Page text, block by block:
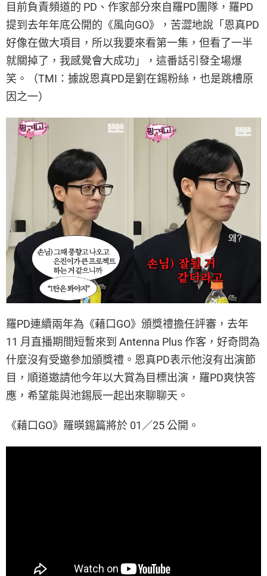
目前負責頻道的 PD、作家部分來自羅PD團隊，羅PD
提到去年年底公開的《風向GO》，苦澀地說「恩真PD
好像在做大項目，所以我要來看第一集，但看了一半
就關掉了，我感覺會大成功」，這番話引發全場爆
笑。（TMI：據說恩真PD是劉在錫粉絲，也是跳槽原
因之一）
羅PD連續兩年為《藉口GO》頒獎禮擔任評審，去年
11 月直播期間短暫來到 Antenna Plus 作客，好奇問為
什麼沒有受邀參加頒獎禮。恩真PD表示他沒有出演節
目，順道邀請他今年以大賞為目標出演，羅PD爽快答
應，希望能與池錫辰一起出來聊聊天。
《藉口GO》羅暎錫篇將於 01／25 公開。